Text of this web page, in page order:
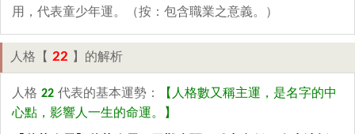
用，代表童少年運。（按：包含職業之意義。）
人格【 22 】的解析
人格 22 代表的基本運勢：
【人格數又稱主運，是名字的中
心點，影響人一生的命運。】